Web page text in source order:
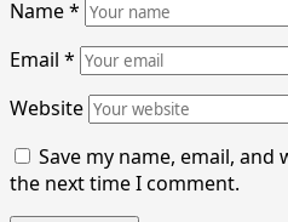
Name*
Email *
Website
Save my name, email,
the next time I comment.